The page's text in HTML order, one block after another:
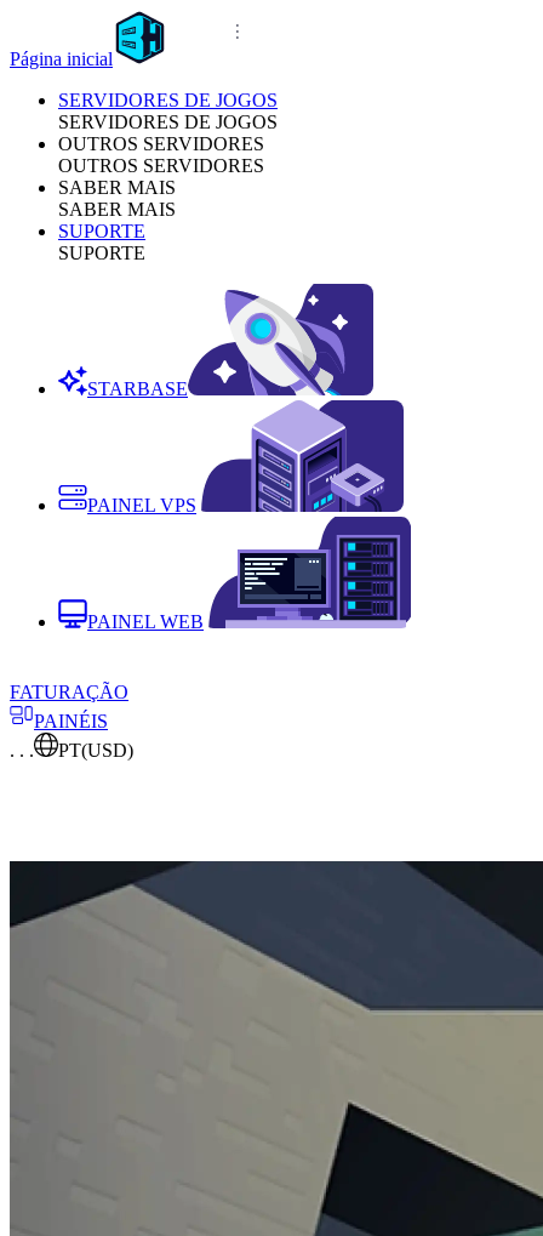
Página inicial
SERVIDORES DE JOGOS
SERVIDORES DE JOGOS
OUTROS SERVIDORES
OUTROS SERVIDORES
SABER MAIS
SABER MAIS
SUPORTE
SUPORTE
STARBASE
PAINEL VPS
PAINEL WEB
FATURAÇÃO
PAINÉIS
. . .
PT(USD)